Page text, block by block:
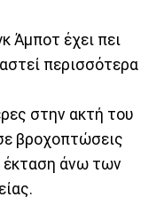
Άμποτ έχει πει
περισσότερα
στην ακτή του
βροχοπτώσεις
έκταση άνω των